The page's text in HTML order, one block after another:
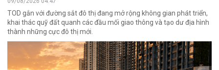
TOD gắn với đường sắt đô thị đang mở rộng không gian phát triển,
khai thác quỹ đất quanh các đầu mối giao thông và tạo dư địa hình
thành những cực đô thị mới.